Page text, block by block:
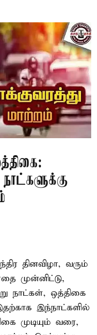
தினவிழா, வரும்
முன்னிட்டு,
நாட்கள், ஒத்திகை
இந்நாட்களில்
முடியும் வரை,